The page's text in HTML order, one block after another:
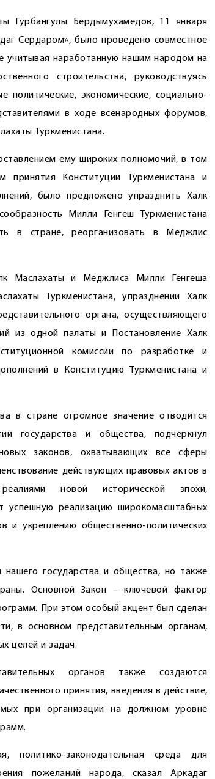
Гурбангулы Бердымухамедов, 11 января
Сердаром», было проведено совместное
учитывая наработанную нашим народом на
строительства, руководствуясь
экономические, социально-
в ходе всенародных форумов,
Туркменистана.
ему широких полномочий, в том
Конституции Туркменистана и
было предложено упразднить Халк
Милли Генгеш Туркменистана
в стране, реорганизовать в Меджлис
Маслахаты и Меджлиса Милли Генгеша
Туркменистана, упразднении Халк
органа, осуществляющего
из одной палаты и Постановление Халк
комиссии по разработке и
в Конституцию Туркменистана и
в стране огромное значение отводится
государства и общества, подчеркнул
законов, охватывающих все сферы
действующих правовых актов в
новой исторической эпохи,
успешную реализацию широкомасштабных
и укреплению общественно-политических
нашего государства и общества, но также
Основной Закон – ключевой фактор
При этом особый акцент был сделан
в основном представительным органам,
целей и задач.
органов также создаются
принятия, введения в действие,
при организации на должном уровне
политико-законодательная среда для
пожеланий народа, сказал Аркадаг